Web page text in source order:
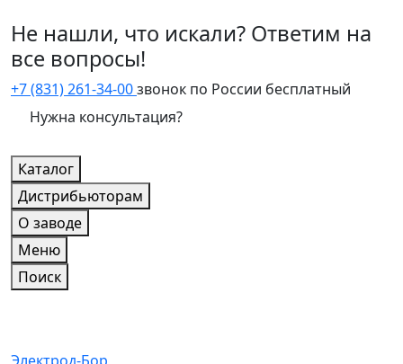
Не нашли, что искали? Ответим на
все вопросы!
+7 (831) 261-34-00звонок по России бесплатный
Нужна консультация?
Каталог
Дистрибьюторам
О заводе
Меню
Поиск